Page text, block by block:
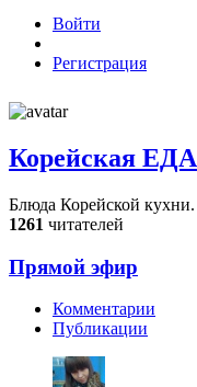
Войти
Регистрация
Корейская ЕДА
Блюда Корейской кухни.
1261 читателей
Прямой эфир
Комментарии
Публикации